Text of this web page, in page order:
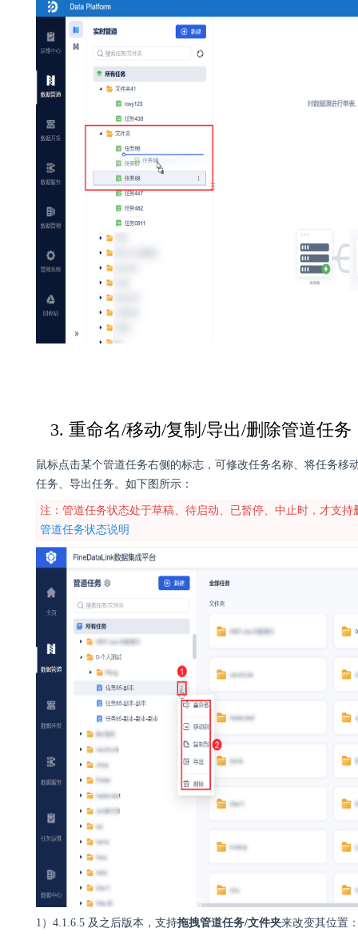
3. 重命名/移动/复制/导出/删除管道任务
鼠标点击某个管道任务右侧的标志，可修改任务名称、将任务移
任务、导出任务。如下图所示：
注：管道任务状态处于草稿、待启动、已暂停、中止时，才支
管道任务状态说明
1） 4.1.6.5 及之后版本，支持拖拽管道任务/文件夹来改变其位置